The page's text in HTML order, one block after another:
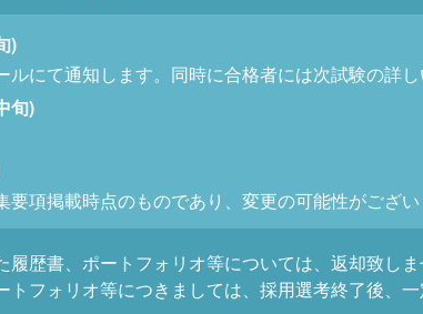
)
ルにて通知します。同時に合格者には次試験の詳
旬)
項掲載時点のものであり、変更の可能性がござ
履歴書、ポートフォリオ等については、返却致し
トフォリオ等につきましては、採用選考終了後、